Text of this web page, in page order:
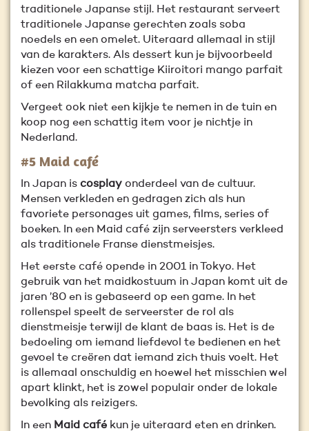
traditionele Japanse stijl. Het restaurant serveert
traditionele Japanse gerechten zoals soba
noedels en een omelet. Uiteraard allemaal in stijl
van de karakters. Als dessert kun je bijvoorbeeld
kiezen voor een schattige Kiiroitori mango parfait
of een Rilakkuma matcha parfait.
Vergeet ook niet een kijkje te nemen in de tuin en
koop nog een schattig item voor je nichtje in
Nederland.
#5 Maid café
In Japan is cosplay onderdeel van de cultuur.
Mensen verkleden en gedragen zich als hun
favoriete personages uit games, films, series of
boeken. In een Maid café zijn serveersters verkleed
als traditionele Franse dienstmeisjes.
Het eerste café opende in 2001 in Tokyo. Het
gebruik van het maidkostuum in Japan komt uit de
jaren ’80 en is gebaseerd op een game. In het
rollenspel speelt de serveerster de rol als
dienstmeisje terwijl de klant de baas is. Het is de
bedoeling om iemand liefdevol te bedienen en het
gevoel te creëren dat iemand zich thuis voelt. Het
is allemaal onschuldig en hoewel het misschien wel
apart klinkt, het is zowel populair onder de lokale
bevolking als reizigers.
In een Maid café kun je uiteraard eten en drinken.